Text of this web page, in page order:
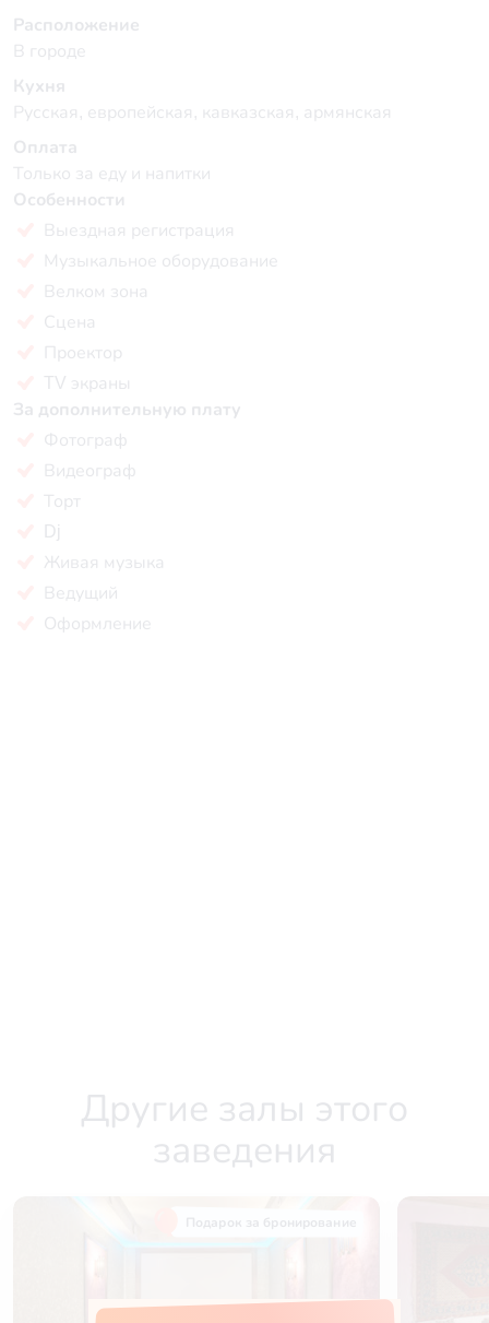
Расположение
В городе
Кухня
Русская, европейская, кавказская, армянская
Оплата
Только за еду и напитки
Особенности
Выездная регистрация
Музыкальное оборудование
Велком зона
Сцена
Проектор
TV экраны
За дополнительную плату
Фотограф
Видеограф
Торт
Dj
Живая музыка
Ведущий
Оформление
Другие залы этого
заведения